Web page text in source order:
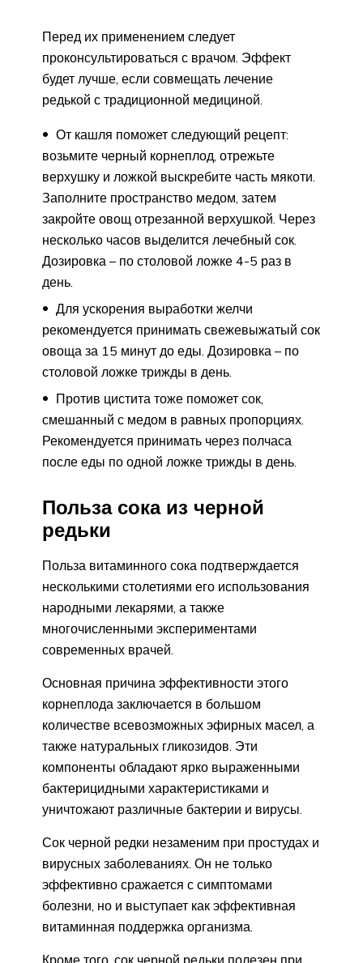
Перед их применением следует
проконсультироваться с врачом. Эффект
будет лучше, если совмещать лечение
редькой с традиционной медициной.
От кашля поможет следующий рецепт:
возьмите черный корнеплод, отрежьте
верхушку и ложкой выскребите часть мякоти.
Заполните пространство медом, затем
закройте овощ отрезанной верхушкой. Через
несколько часов выделится лечебный сок.
Дозировка – по столовой ложке 4-5 раз в
день.
Для ускорения выработки желчи
рекомендуется принимать свежевыжатый сок
овоща за 15 минут до еды. Дозировка – по
столовой ложке трижды в день.
Против цистита тоже поможет сок,
смешанный с медом в равных пропорциях.
Рекомендуется принимать через полчаса
после еды по одной ложке трижды в день.
Польза сока из черной
редьки
Польза витаминного сока подтверждается
несколькими столетиями его использования
народными лекарями, а также
многочисленными экспериментами
современных врачей.
Основная причина эффективности этого
корнеплода заключается в большом
количестве всевозможных эфирных масел, а
также натуральных гликозидов. Эти
компоненты обладают ярко выраженными
бактерицидными характеристиками и
уничтожают различные бактерии и вирусы.
Сок черной редки незаменим при простудах и
вирусных заболеваниях. Он не только
эффективно сражается с симптомами
болезни, но и выступает как эффективная
витаминная поддержка организма.
Кроме того, сок черной редьки полезен при